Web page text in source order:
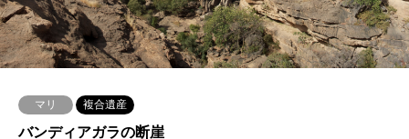
マリ 複合遺産
バンディアガラの断崖